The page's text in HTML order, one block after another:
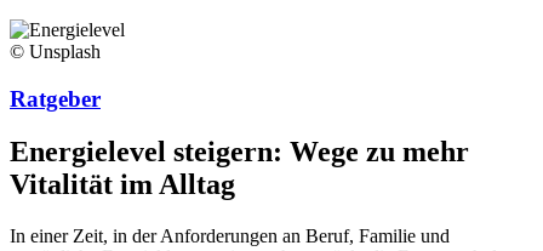
© Unsplash
Ratgeber
Energielevel steigern: Wege zu mehr
Vitalität im Alltag
In einer Zeit, in der Anforderungen an Beruf, Familie und